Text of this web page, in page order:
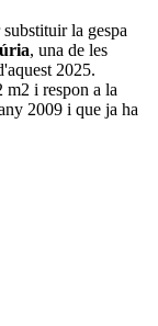
la gespa
, una de les
2025.
m2 i respon a la
2009 i que ja ha